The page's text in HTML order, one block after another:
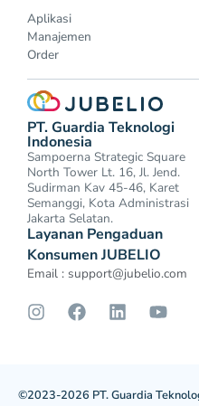
Aplikasi
Manajemen
Order
PT. Guardia Teknologi
Indonesia
Sampoerna Strategic Square
North Tower Lt. 16, Jl. Jend.
Sudirman Kav 45-46, Karet
Semanggi, Kota Administrasi
Jakarta Selatan.
Layanan Pengaduan
Konsumen JUBELIO
Email : support@jubelio.com
©2023-2026 PT. Guardia